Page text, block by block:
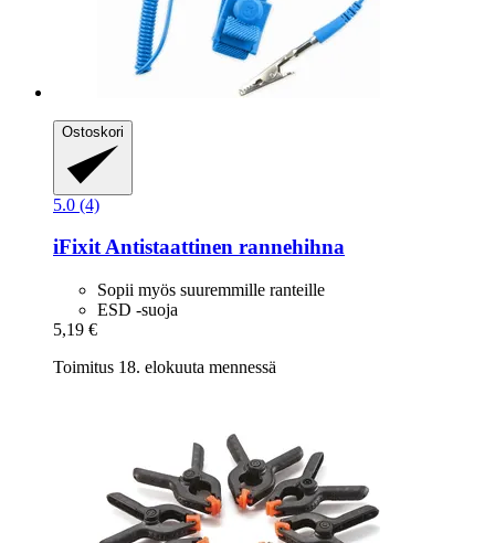
Ostoskori
5.0 (4)
iFixitAntistaattinen rannehihna
Sopii myös suuremmille ranteille
ESD -suoja
5,19 €
Toimitus 18. elokuuta mennessä